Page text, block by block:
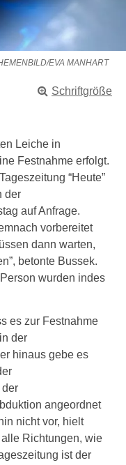
EVA MANHART
Schriftgröße
Leiche in
Festnahme erfolgt.
“Heute”
der
auf Anfrage.
vorbereitet
dann warten,
betonte Bussek.
wurden indes
es zur Festnahme
der
hinaus gebe es
der
angeordnet
nicht vor, hielt
Richtungen, wie
ist der